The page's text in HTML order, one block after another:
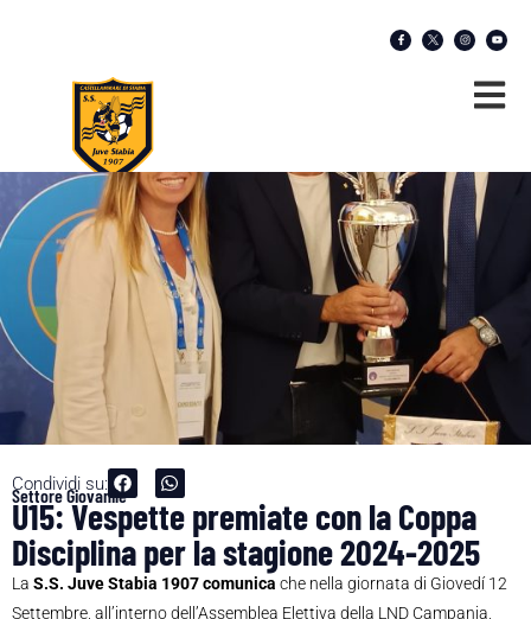
Condividi su:
Settore Giovanile
U15: Vespette premiate con la Coppa
Disciplina per la stagione 2024-2025
La S.S. Juve Stabia 1907 comunica che nella giornata di Giovedí 12
Settembre, all’interno dell’Assemblea Elettiva della LND Campania,